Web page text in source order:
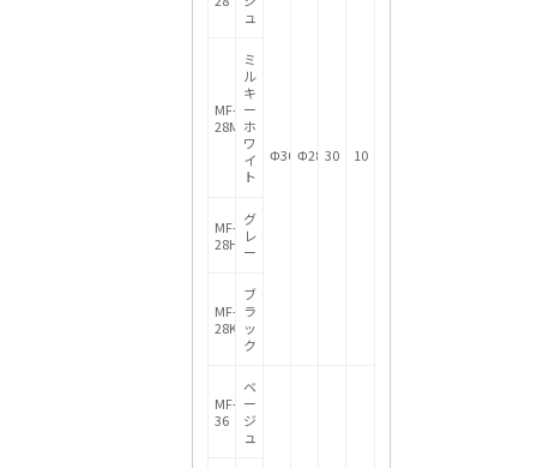
ュ
Φ36.5Φ28 30 10
MF-
28M
ミ
ル
キ
ー
ホ
ワ
イ
ト
MF-
28H
グ
レ
ー
MF-
28K
ブ
ラ
ッ
ク
MF-
36
ベ
ー
ジ
ュ